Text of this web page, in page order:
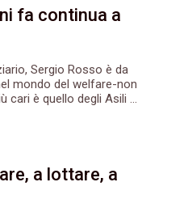
fa continua a
Sergio Rosso è da
mondo del welfare-non
cari è quello degli Asili ...
a lottare, a